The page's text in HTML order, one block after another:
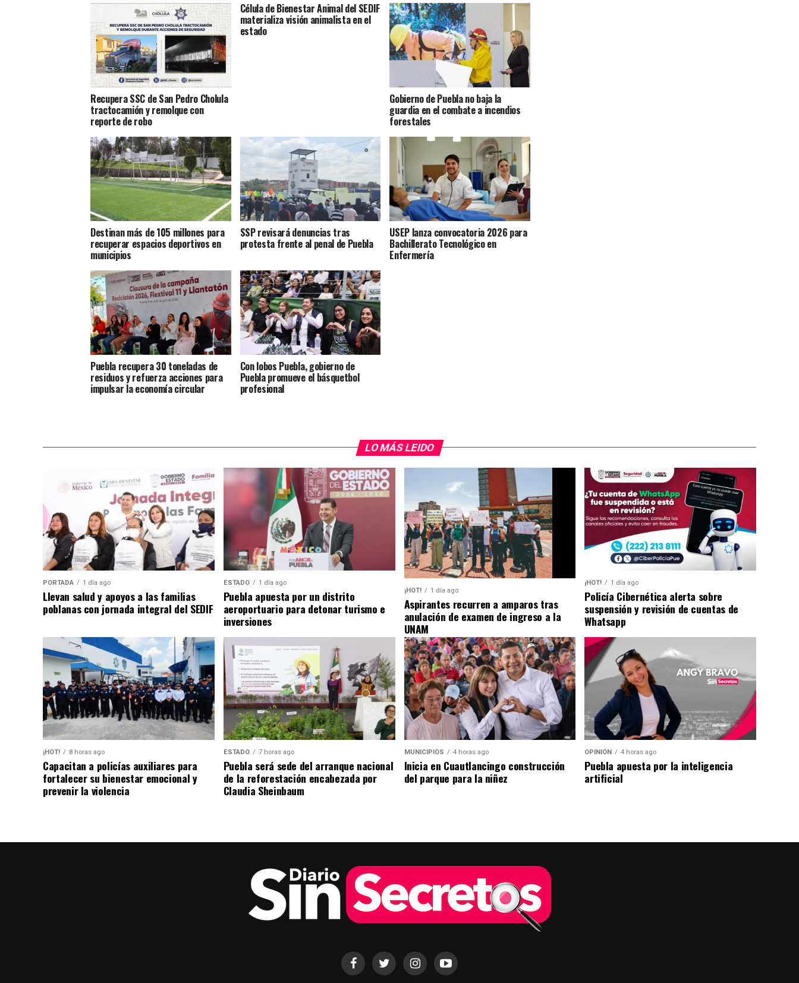
Recupera SSC de San Pedro Cholula
tractocamión y remolque con
reporte de robo
Célula de Bienestar Animal del SEDIF
materializa visión animalista en el
estado
Gobierno de Puebla no baja la
guardia en el combate a incendios
forestales
Destinan más de 105 millones para
recuperar espacios deportivos en
municipios
SSP revisará denuncias tras
protesta frente al penal de Puebla
USEP lanza convocatoria 2026 para
Bachillerato Tecnológico en
Enfermería
Puebla recupera 30 toneladas de
residuos y refuerza acciones para
impulsar la economía circular
Con lobos Puebla, gobierno de
Puebla promueve el básquetbol
profesional
LO MÁS LEIDO
PORTADA 1 día ago
Llevan salud y apoyos a las familias
poblanas con jornada integral del SEDIF
ESTADO 1 día ago
Puebla apuesta por un distrito
aeroportuario para detonar turismo e
inversiones
¡HOT! 1 día ago
Aspirantes recurren a amparos tras
anulación de examen de ingreso a la
UNAM
¡HOT! 1 día ago
Policía Cibernética alerta sobre
suspensión y revisión de cuentas de
Whatsapp
¡HOT! 8 horas ago
Capacitan a policías auxiliares para
fortalecer su bienestar emocional y
prevenir la violencia
ESTADO 7 horas ago
Puebla será sede del arranque nacional
de la reforestación encabezada por
Claudia Sheinbaum
MUNICIPIOS 4 horas ago
Inicia en Cuautlancingo construcción
del parque para la niñez
OPINIÓN 4 horas ago
Puebla apuesta por la inteligencia
artificial